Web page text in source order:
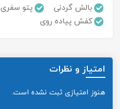
بالش گردنی
پتو سفری
کفش پیاده روی
امتیاز و نظرات
هنوز امتیازی ثبت نشده است.